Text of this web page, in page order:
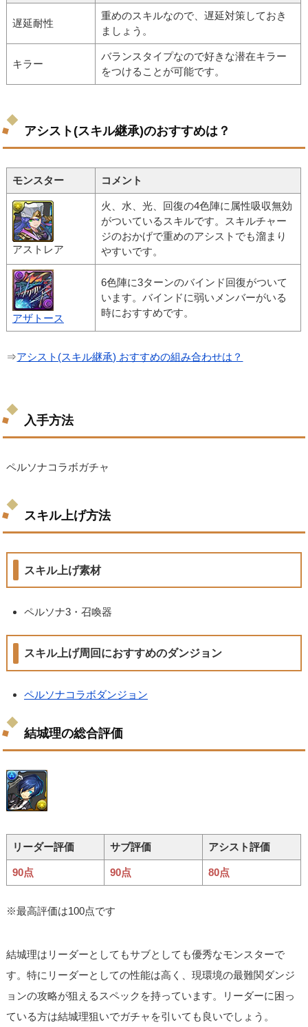
遅延耐性
重めのスキルなので、遅延対策しておき
ましょう。
キラー
バランスタイプなので好きな潜在キラー
をつけることが可能です。
アシスト(スキル継承)のおすすめは？
モンスター コメント
アストレア
火、水、光、回復の4色陣に属性吸収無効
がついているスキルです。スキルチャー
ジのおかげで重めのアシストでも溜まり
やすいです。
アザトース
6色陣に3ターンのバインド回復がついて
います。バインドに弱いメンバーがいる
時におすすめです。
⇒アシスト(スキル継承) おすすめの組み合わせは？
入手方法
ペルソナコラボガチャ
スキル上げ方法
スキル上げ素材
ペルソナ3・召喚器
スキル上げ周回におすすめのダンジョン
ペルソナコラボダンジョン
結城理の総合評価
リーダー評価 サブ評価 アシスト評価
90点 90点 80点
※最高評価は100点です
結城理はリーダーとしてもサブとしても優秀なモンスターで
す。特にリーダーとしての性能は高く、現環境の最難関ダンジ
ョンの攻略が狙えるスペックを持っています。リーダーに困っ
ている方は結城理狙いでガチャを引いても良いでしょう。